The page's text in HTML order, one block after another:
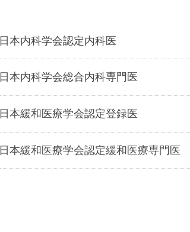
日本内科学会認定内科医
日本内科学会総合内科専門医
日本緩和医療学会認定登録医
日本緩和医療学会認定緩和医療専門医